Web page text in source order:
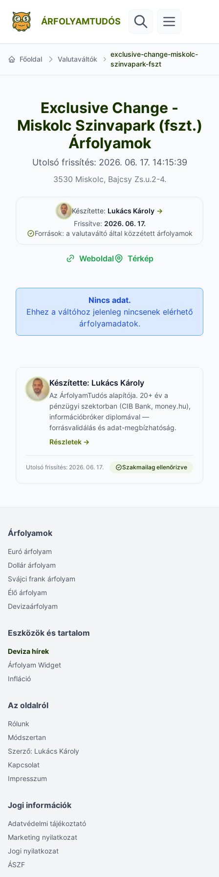
ÁRFOLYAMTUDÓS
Főoldal Valutaváltók
exclusive-change-miskolc-
szinvapark-fszt
Exclusive Change -
Miskolc Szinvapark (fszt.)
Árfolyamok
Utolsó frissítés: 2026. 06. 17. 14:15:39
3530 Miskolc, Bajcsy Zs.u.2-4.
Készítette: Lukács Károly →
Frissítve: 2026. 06. 17.
Források: a valutaváltó által közzétett árfolyamok
Weboldal Térkép
Nincs adat.
Ehhez a váltóhoz jelenleg nincsenek elérhető
árfolyamadatok.
Készítette: Lukács Károly
Az ÁrfolyamTudós alapítója. 20+ év a
pénzügyi szektorban (CIB Bank, money.hu),
információbróker diplomával —
forrásvalidálás és adat-megbízhatóság.
Részletek →
Utolsó frissítés: 2026. 06. 17. Szakmailag ellenőrizve
Árfolyamok
Euró árfolyam
Dollár árfolyam
Svájci frank árfolyam
Élő árfolyam
Devizaárfolyam
Eszközök és tartalom
Deviza hírek
Árfolyam Widget
Infláció
Az oldalról
Rólunk
Módszertan
Szerző: Lukács Károly
Kapcsolat
Impresszum
Jogi információk
Adatvédelmi tájékoztató
Marketing nyilatkozat
Jogi nyilatkozat
ÁSZF